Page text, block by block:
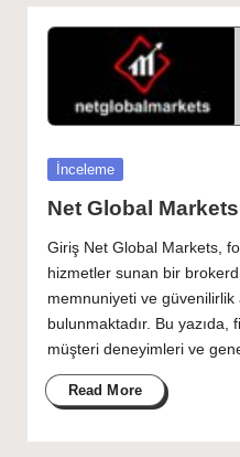
Posted
İnceleme
Net Global
Giriş Net Global Markets,
hizmetler sunan bir
memnuniyeti ve güvenilirlik
bulunmaktadır. Bu yazıda,
müşteri deneyimleri ve
Read More